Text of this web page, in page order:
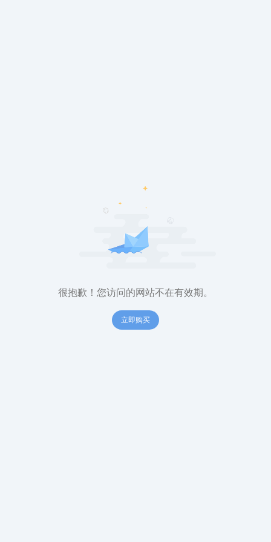
很抱歉！您访问的网站不在有效期。
立即购买